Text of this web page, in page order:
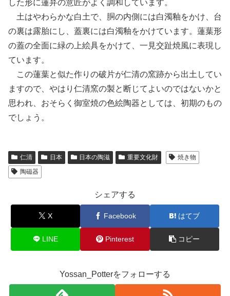
した形に蓮弁の意匠がよく調和しています。
土はやわらかな白土で、胴の内側には白濁釉をかけ、台
の裏は露胎にし、蓋裏には白濁釉をかけています。蓮葉形
の蓋の全面に緑の上絵具をかけて、一見交趾焼風に表現し
ています。
この蓮葉と似た作りの破片が仁清の窯跡から出土してい
ますので、やはり仁清窯の製と断じてよいのではないかと
思われ、おそらく御室焼の色絵陶器としては、初期のもの
でしょう。
仁清 日本 日本の陶滋 重要文化財
焼き物
陶磁器
シェアする
X Facebook はてブ
LINE Pinterest コピー
Yossan_Potterをフォローする